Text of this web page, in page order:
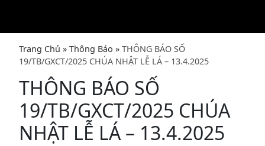
Trang Chủ » Thông Báo » THÔNG BÁO SỐ
19/TB/GXCT/2025 CHÚA NHẬT LỄ LÁ – 13.4.2025
THÔNG BÁO SỐ
19/TB/GXCT/2025 CHÚA
NHẬT LỄ LÁ – 13.4.2025